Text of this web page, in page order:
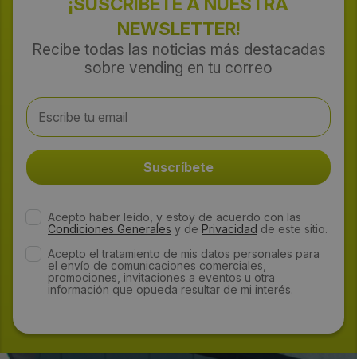
NEWSLETTER!
Recibe todas las noticias más destacadas
sobre vending en tu correo
Acepto haber leído, y estoy de acuerdo con las
Condiciones Generales y de Privacidad de este sitio.
Acepto el tratamiento de mis datos personales para
el envío de comunicaciones comerciales,
promociones, invitaciones a eventos u otra
información que opueda resultar de mi interés.